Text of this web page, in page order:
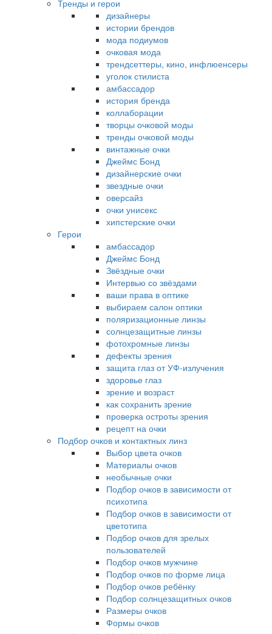
Тренды и герои
дизайнеры
истории брендов
мода подиумов
очковая мода
трендсеттеры, кино, инфлюенсеры
уголок стилиста
амбассадор
история бренда
коллаборации
творцы очковой моды
тренды очковой моды
винтажные очки
Джеймс Бонд
дизайнерские очки
звездные очки
оверсайз
очки унисекс
хипстерские очки
Герои
амбассадор
Джеймс Бонд
Звёздные очки
Интервью со звёздами
ваши права в оптике
выбираем салон оптики
поляризационные линзы
солнцезащитные линзы
фотохромные линзы
дефекты зрения
защита глаз от УФ-излучения
здоровье глаз
зрение и возраст
как сохранить зрение
проверка остроты зрения
рецепт на очки
Подбор очков и контактных линз
Выбор цвета очков
Материалы очков
необычные очки
Подбор очков в зависимости от
психотипа
Подбор очков в зависимости от
цветотипа
Подбор очков для зрелых
пользователей
Подбор очков мужчине
Подбор очков по форме лица
Подбор очков ребёнку
Подбор солнцезащитных очков
Размеры очков
Формы очков